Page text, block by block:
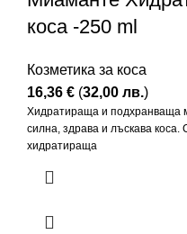
коса -250 ml
Козметика за коса
16,36 € (32,00 лв.)
Хидратираща и подхранваща
силна, здрава и лъскава
хидратираща